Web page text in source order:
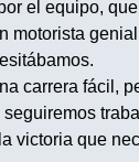
el equipo,
motorista
carrera fácil,
victoria que